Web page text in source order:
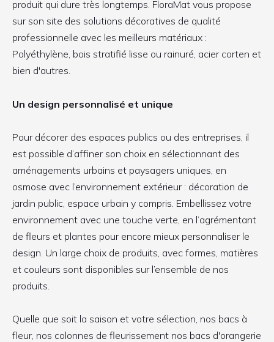
produit qui dure très longtemps. FloraMat vous propose
sur son site des solutions décoratives de qualité
professionnelle avec les meilleurs matériaux :
Polyéthylène, bois stratifié lisse ou rainuré, acier corten et
bien d'autres.
Un design personnalisé et unique
Pour décorer des espaces publics ou des entreprises, il
est possible d’affiner son choix en sélectionnant des
aménagements urbains et paysagers uniques, en
osmose avec l’environnement extérieur : décoration de
jardin public, espace urbain y compris. Embellissez votre
environnement avec une touche verte, en l’agrémentant
de fleurs et plantes pour encore mieux personnaliser le
design. Un large choix de produits, avec formes, matières
et couleurs sont disponibles sur l’ensemble de nos
produits.
Quelle que soit la saison et votre sélection, nos bacs à
fleur, nos colonnes de fleurissement nos bacs d'orangerie